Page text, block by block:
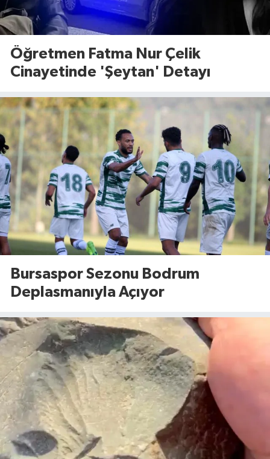
Öğretmen Fatma Nur Çelik
Cinayetinde 'Şeytan' Detayı
Bursaspor Sezonu Bodrum
Deplasmanıyla Açıyor